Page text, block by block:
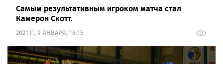
Самым результативным игроком матча стал
Камерон Скотт.
2021 Г., 9 ЯНВАРЯ, 18:15